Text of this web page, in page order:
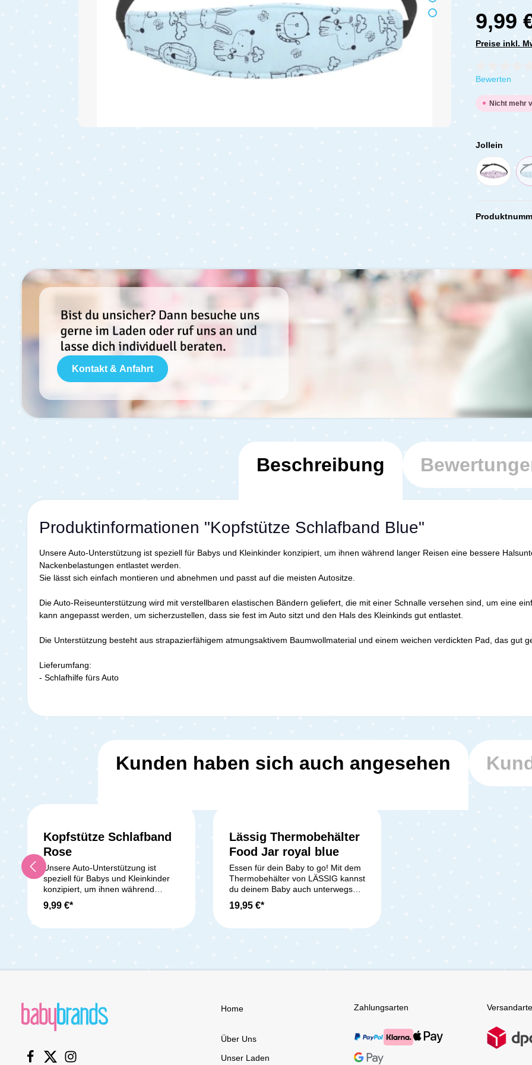
9,99
Preise inkl.
Bewerten
Nicht mehr
Jollein
Kontakt & Anfahrt
Beschreibung
Produktinformationen "Kopfstütze Schlafband Blue"
Unsere Auto-Unterstützung ist speziell für Babys und Kleinkinder konzipiert, um ihnen während langer Reisen eine bessere
Nackenbelastungen entlastet werden.
Sie lässt sich einfach montieren und abnehmen und passt auf die meisten Autositze.
Die Auto-Reiseunterstützung wird mit verstellbaren elastischen Bändern geliefert, die mit einer Schnalle versehen sind, um eine
kann angepasst werden, um sicherzustellen, dass sie fest im Auto sitzt und den Hals des Kleinkinds gut entlastet.
Die Unterstützung besteht aus strapazierfähigem atmungsaktivem Baumwollmaterial und einem weichen verdickten Pad, das gut
Lieferumfang:
- Schlafhilfe fürs Auto
Kunden haben sich auch angesehen
Kopfstütze Schlafband
Rose
Unsere Auto-Unterstützung ist
speziell für Babys und Kleinkinder
konzipiert, um ihnen während
langer Reisen eine bessere
Halsunterstützung zu bieten, damit
versehen sind, um eine einfache
Montage und Demontage zu
gewährleisten. Die Länge kann
sicherzustellen, dass sie fest im
Auto sitzt und den Hals des
9,99 €*
Lässig Thermobehälter
Food Jar royal blue
Essen für dein Baby to go! Mit dem
Thermobehälter von LÄSSIG kannst
du deinem Baby auch unterwegs
seinen Brei servieren. Der
doppelwandige Thermobehälter aus
Lieferumfang: 1x LÄSSIG
19,95 €*
Zahlungsarten
Home
Über Uns
Unser Laden